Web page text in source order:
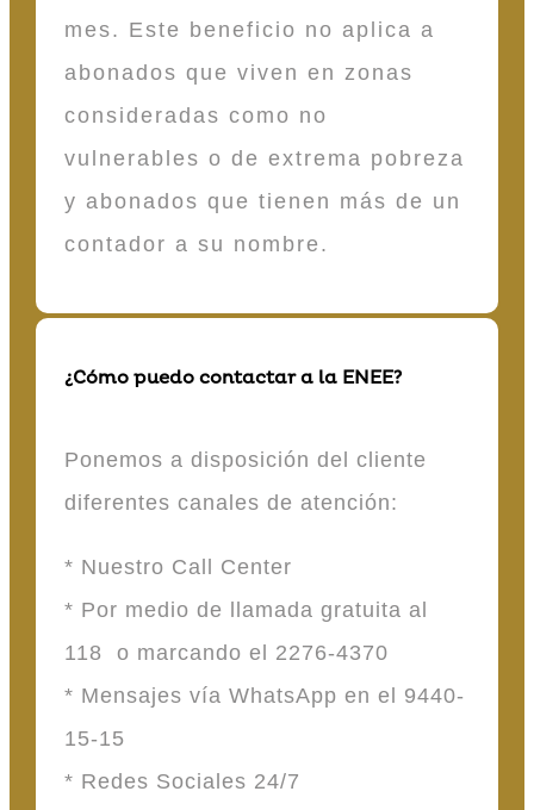
mes. Este beneficio no aplica a
abonados que viven en zonas
consideradas como no
vulnerables o de extrema pobreza
y abonados que tienen más de un
contador a su nombre.
¿Cómo puedo contactar a la ENEE?
Ponemos a disposición del cliente
diferentes canales de atención:
* Nuestro Call Center
* Por medio de llamada gratuita al
118 o marcando el 2276-4370
* Mensajes vía WhatsApp en el 9440-
15-15
* Redes Sociales 24/7